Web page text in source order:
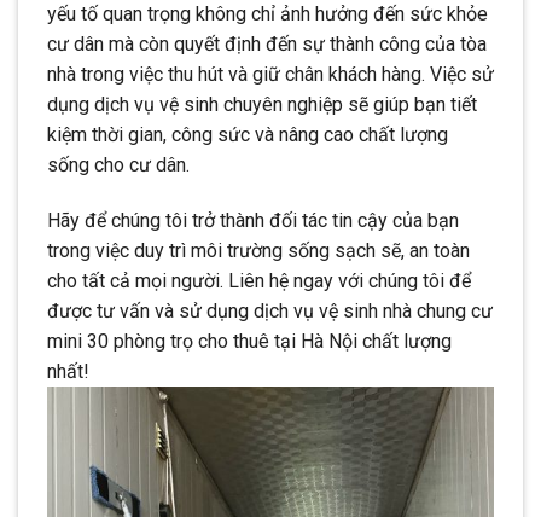
yếu tố quan trọng không chỉ ảnh hưởng đến sức khỏe
cư dân mà còn quyết định đến sự thành công của tòa
nhà trong việc thu hút và giữ chân khách hàng. Việc sử
dụng dịch vụ vệ sinh chuyên nghiệp sẽ giúp bạn tiết
kiệm thời gian, công sức và nâng cao chất lượng
sống cho cư dân.
Hãy để chúng tôi trở thành đối tác tin cậy của bạn
trong việc duy trì môi trường sống sạch sẽ, an toàn
cho tất cả mọi người. Liên hệ ngay với chúng tôi để
được tư vấn và sử dụng dịch vụ vệ sinh nhà chung cư
mini 30 phòng trọ cho thuê tại Hà Nội chất lượng
nhất!